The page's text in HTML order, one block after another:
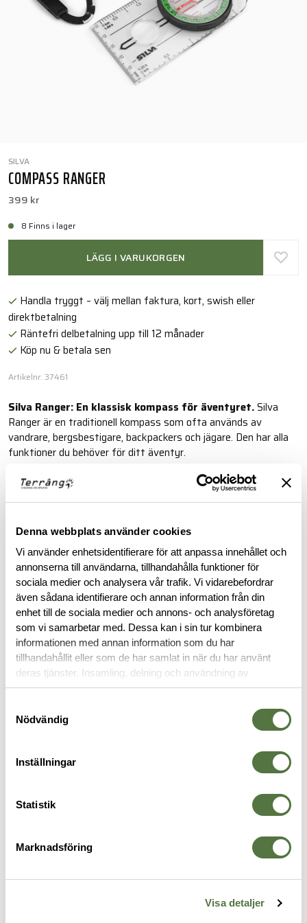
Denna webbplats använder cookies
Vi använder enhetsidentifierare för att anpassa innehållet och
annonserna till användarna, tillhandahålla funktioner för
sociala medier och analysera vår trafik. Vi vidarebefordrar
även sådana identifierare och annan information från din
enhet till de sociala medier och annons- och analysföretag
som vi samarbetar med. Dessa kan i sin tur kombinera
informationen med annan information som du har
tillhandahållit eller som de har samlat in när du har använt
deras tjänster. Insamling, delning och användning av
personuppgifter kan användas för personalisering av
Nödvändig
Inställningar
Statistik
Marknadsföring
Visa detaljer
SILVA
COMPASS RANGER
399 kr
8 Finns i lager
LÄGG I VARUKORGEN
Handla tryggt – välj mellan faktura, kort, swish eller
direktbetalning
Räntefri delbetalning upp till 12 månader
Köp nu & betala sen
Artikelnr: 37461
Silva Ranger: En klassisk kompass för äventyret.Silva
Ranger är en traditionell kompass som ofta används av
vandrare, bergsbestigare, backpackers och jägare. Den har alla
funktioner du behöver för ditt äventyr.
Läs mer
BESKRIVNING
RECENSIONER
OM VARUMÄRKET
KOMPASSER
Compass Ranger-360 Global
Compass Expedition Neo